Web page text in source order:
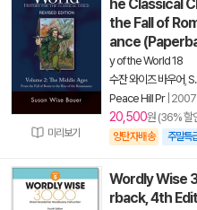
미리보기
he Classical
the Fall of
ance
y of the World 18
수잔 와이즈 바우어
Peace Hill Pr 2007
20,500원 (36% 할
양탄자배송 주말특
Wordly Wise
rback, 4th